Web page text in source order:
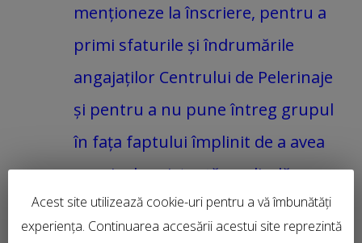
menționeze la înscriere, pentru a
primi sfaturile și îndrumările
angajaților Centrului de Pelerinaje
și pentru a nu pune întreg grupul
în fața faptului împlinit de a avea
nevoie de asistență medicală
specializată sau de a renunța la
anumite vizite;
Acest site utilizează cookie-uri pentru a vă îmbunătăți
experiența. Continuarea accesării acestui site reprezintă